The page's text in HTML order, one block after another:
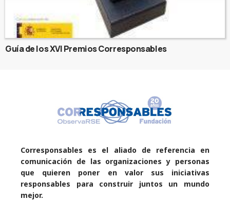
Guía de los XVI Premios Corresponsables
Corresponsables es el aliado de referencia en
comunicación de las organizaciones y personas
que quieren poner en valor sus iniciativas
responsables para construir juntos un mundo
mejor.